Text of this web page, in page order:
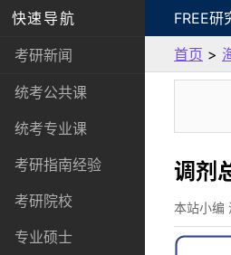
快速导航
考研新闻
统考公共课
统考专业课
考研指南经验
考研院校
专业硕士
FREE研
首页 >
调剂
本站小编